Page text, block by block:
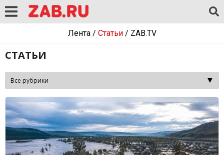
Лента/ Статьи/ ZAB.TV
СТАТЬИ